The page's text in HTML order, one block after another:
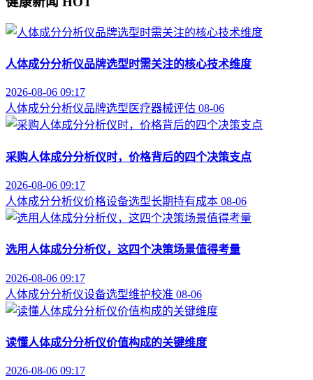
人体成分分析仪品牌选型时需关注的核心技术维度
2026-08-06 09:17
人体成分分析仪品牌选型 医疗器械评估 08-06
采购人体成分分析仪时，价格背后的四个决策支点
2026-08-06 09:17
人体成分分析仪价格设备选型长期持有成本 08-06
选用人体成分分析仪，这四个决策场景值得考量
2026-08-06 09:17
人体成分分析仪设备选型维护校准 08-06
读懂人体成分分析仪价值构成的关键维度
2026-08-06 09:17